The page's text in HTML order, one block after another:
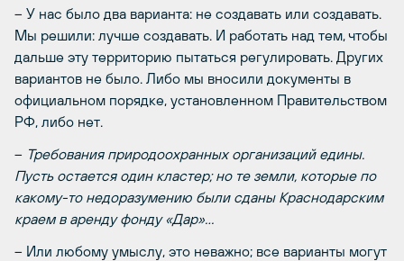
– У нас было два варианта: не создавать или создавать.
Мы решили: лучше создавать. И работать над тем, чтобы
дальше эту территорию пытаться регулировать. Других
вариантов не было. Либо мы вносили документы в
официальном порядке, установленном Правительством
РФ, либо нет.
– Требования природоохранных организаций едины.
Пусть остается один кластер; но те земли, которые по
какому-то недоразумению были сданы Краснодарским
краем в аренду фонду «Дар»…
– Или любому умыслу, это неважно; все варианты могут